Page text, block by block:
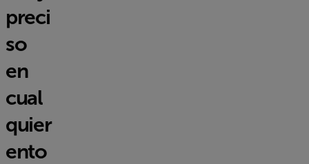
preci
so
en
cual
quier
ento